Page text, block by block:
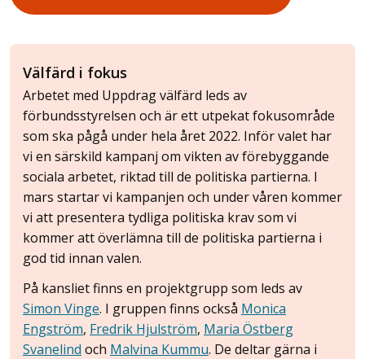
Välfärd i fokus
Arbetet med Uppdrag välfärd leds av
förbundsstyrelsen och är ett utpekat fokusområde
som ska pågå under hela året 2022. Inför valet har
vi en särskild kampanj om vikten av förebyggande
sociala arbetet, riktad till de politiska partierna. I
mars startar vi kampanjen och under våren kommer
vi att presentera tydliga politiska krav som vi
kommer att överlämna till de politiska partierna i
god tid innan valen.
På kansliet finns en projektgrupp som leds av
Simon Vinge. I gruppen finns också Monica
Engström, Fredrik Hjulström, Maria Östberg
Svanelind och Malvina Kummu. De deltar gärna i